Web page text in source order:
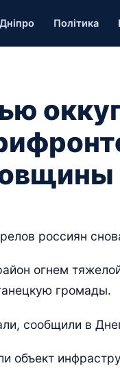
Політика
россиян
огнем
громады.
сообщили в
объект